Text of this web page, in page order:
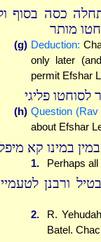
כסה בסוף
מותר
(g) Deduction:
only later
permit Efshar
פליגי
(h) Question (Rav
about Efshar
במינו קא
1. Perhaps
ורבנן
2.
R.
Batel.